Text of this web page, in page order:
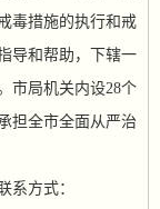
毒措施的执行和戒
导和帮助，下辖一
市局机关内设28个
担全市全面从严治
系方式：